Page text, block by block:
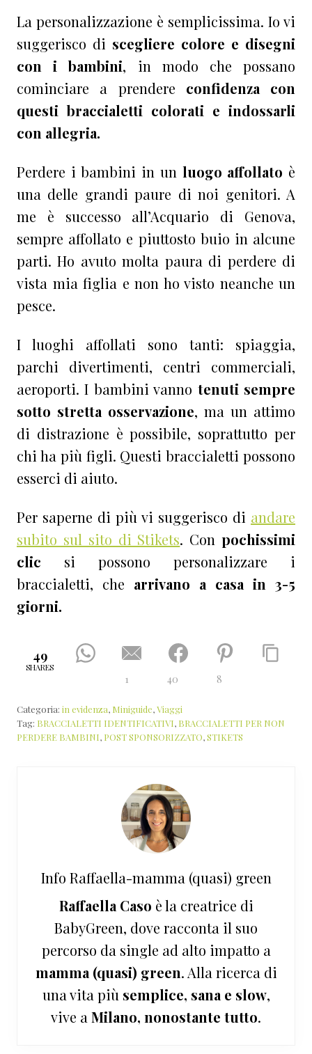
La personalizzazione è semplicissima. Io vi
suggerisco di scegliere colore e disegni
con i bambini, in modo che possano
cominciare a prendere confidenza con
questi braccialetti colorati e indossarli
con allegria.
Perdere i bambini in un luogo affollato è
una delle grandi paure di noi genitori. A
me è successo all’Acquario di Genova,
sempre affollato e piuttosto buio in alcune
parti. Ho avuto molta paura di perdere di
vista mia figlia e non ho visto neanche un
pesce.
I luoghi affollati sono tanti: spiaggia,
parchi divertimenti, centri commerciali,
aeroporti. I bambini vanno tenuti sempre
sotto stretta osservazione, ma un attimo
di distrazione è possibile, soprattutto per
chi ha più figli. Questi braccialetti possono
esserci di aiuto.
Per saperne di più vi suggerisco di andare
subito sul sito di Stikets. Conpochissimi
clic si possono personalizzare i
braccialetti, che arrivano a casa in 3-5
giorni.
49
SHARES
1 40 8
Categoria: in evidenza, Miniguide,Viaggi
Tag: BRACCIALETTI IDENTIFICATIVI, BRACCIALETTI PER NON
PERDERE BAMBINI, POST SPONSORIZZATO,STIKETS
Info Raffaella-mamma (quasi) green
Raffaella Caso è la creatrice di
BabyGreen, dove racconta il suo
percorso da single ad alto impatto a
mamma (quasi) green. Alla ricerca di
una vita più semplice, sana e slow,
vive a Milano, nonostante tutto.